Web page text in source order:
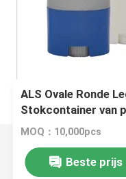
ALS Ovale Ronde
Stokcontainer van
Verpakkingshuid
MOQ：10,000pcs
Beste prijs